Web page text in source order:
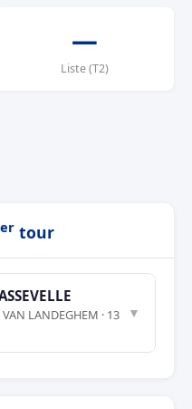
—
Liste (T2)
er tour
LANDEGHEM · 13
▼